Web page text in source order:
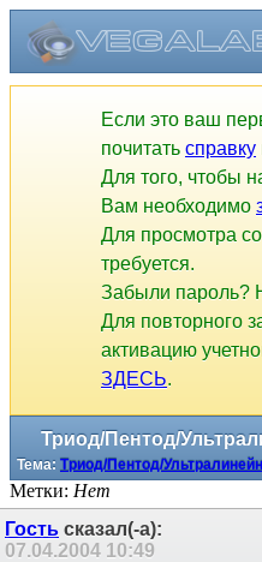
Если это ваш
почитать справку
Для того, чтобы
Вам необходимо
Для просмотра
требуется.
Забыли пароль?
Для повторного
активацию
ЗДЕСЬ.
Триод/Пентод/
Тема: Триод/Пентод/
Метки: Нет
Гостьсказал(-а):
07.04.2004